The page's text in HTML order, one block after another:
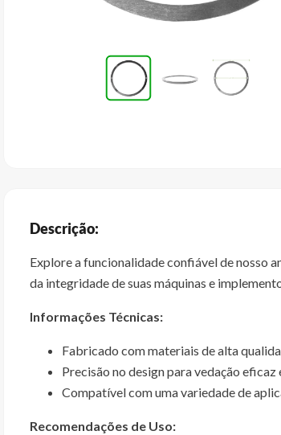
Descrição:
Explore a funcionalidade confiável de nosso
da integridade de suas máquinas e
Informações Técnicas:
Fabricado com materiais de alta
Precisão no design para vedação
Compatível com uma variedade de
Recomendações de Uso: